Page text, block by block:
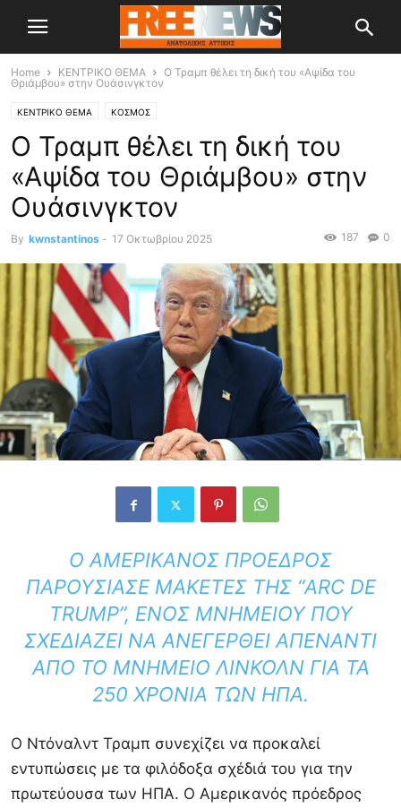
Home ΚΕΝΤΡΙΚΟ ΘΕΜΑ
Ο Τραμπ θέλει τη δική του «Αψίδα του
Θριάμβου» στην Ουάσινγκτον
ΚΕΝΤΡΙΚΟ ΘΕΜΑ ΚΟΣΜΟΣ
Ο Τραμπ θέλει τη δική του
«Αψίδα του Θριάμβου» στην
Ουάσινγκτον
By kwnstantinos - 17 Οκτωβρίου 2025 0
187
Ο ΑΜΕΡΙΚΑΝΌΣ ΠΡΌΕΔΡΟΣ
ΠΑΡΟΥΣΊΑΣΕ ΜΑΚΈΤΕΣ ΤΗΣ “ARC DE
TRUMP”, ΕΝΌΣ ΜΝΗΜΕΊΟΥ ΠΟΥ
ΣΧΕΔΙΆΖΕΙ ΝΑ ΑΝΕΓΕΡΘΕΊ ΑΠΈΝΑΝΤΙ
ΑΠΌ ΤΟ ΜΝΗΜΕΊΟ ΛΊΝΚΟΛΝ ΓΙΑ ΤΑ
250 ΧΡΌΝΙΑ ΤΩΝ ΗΠΑ.
Ο Ντόναλντ Τραμπ συνεχίζει να προκαλεί
εντυπώσεις με τα φιλόδοξα σχέδιά του για την
πρωτεύουσα των ΗΠΑ. Ο Αμερικανός πρόεδρος